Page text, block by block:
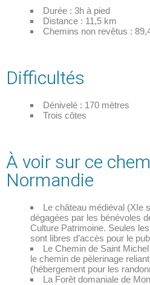
Durée : 3h à pied
Distance : 11,5 km
Chemins non revêtus :
Difficultés
Dénivelé : 170 mètres
Trois côtes
À voir sur ce
Normandie
Le château médiéval (XIe
dégagées par les bénévoles
Culture Patrimoine. Seules
sont libres d’accès pour le
Le Chemin de Saint
le chemin de pèlerinage
(hébergement pour les
La Forêt domaniale de